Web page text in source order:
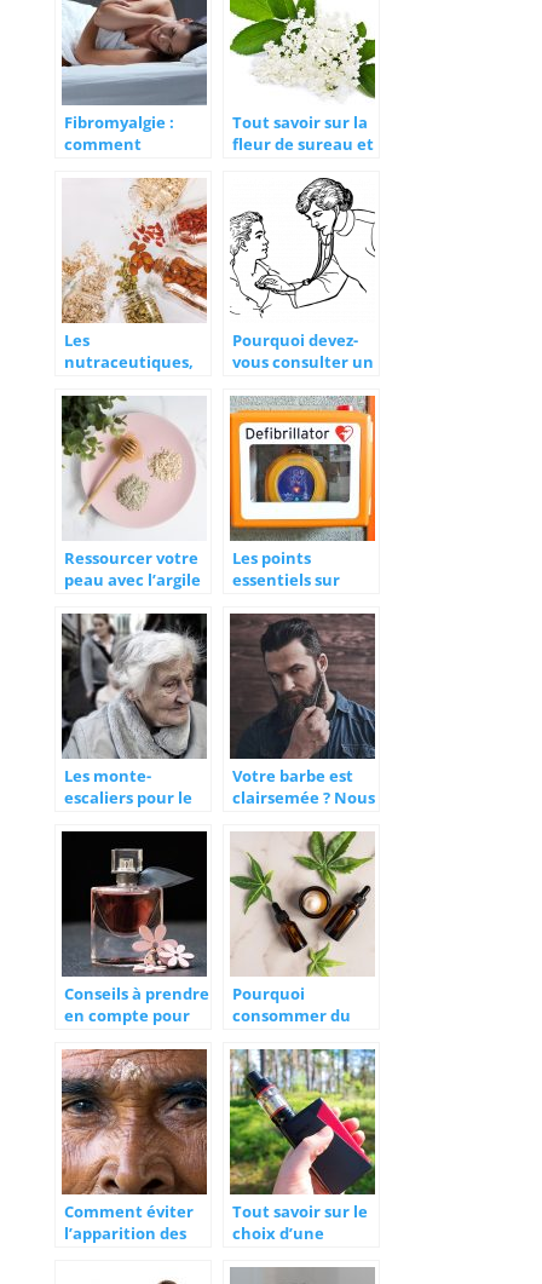
Fibromyalgie :
comment
douleurs ?
Tout savoir sur la
fleur de sureau et
Les
nutraceutiques,
donc ?
Pourquoi devez-
vous consulter un
Ressourcer votre
peau avec l’argile
Les points
essentiels sur
défibrillateur
Les monte-
escaliers pour le
personnes à
mobilité réduite
Votre barbe est
clairsemée ? Nous
Conseils à prendre
en compte pour
parfum
Pourquoi
consommer du
Comment éviter
l’apparition des
Tout savoir sur le
choix d’une